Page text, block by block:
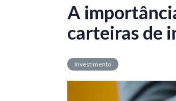
A
carteiras de
Investimento